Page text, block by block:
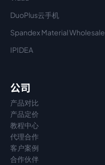
DuoPlus云手机
Spandex Material Wholesale​
IPIDEA
公司
产品对比
产品定价
教程中心
代理合作
客户案例
合作伙伴